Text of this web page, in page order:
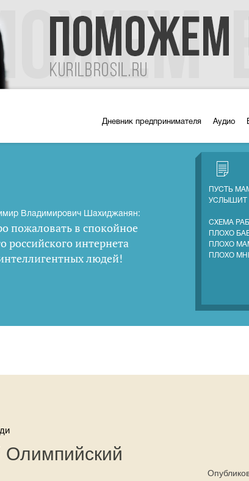
Дневник предпринимателя Аудио
Владимирович Шахиджанян:
пожаловать в спокойное
российского интернета
людей!
ПУСТЬ
УСЛЫШИТ
СХЕМА
ПЛОХО
ПЛОХО
ПЛОХО